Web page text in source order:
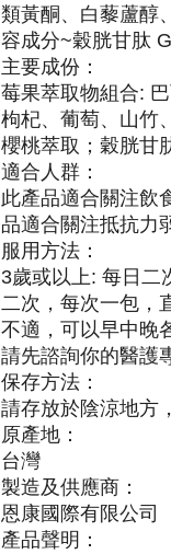
類黃酮、白藜蘆醇
容成分~穀胱甘肽
主要成份：
莓果萃取物組合:
枸杞、葡萄、山竹
櫻桃萃取；穀胱甘
適合人群：
此產品適合關注飲
品適合關注抵抗力
服用方法：
3歲或以上: 每日二
二次，每次一包，
不適，可以早中晚
請先諮詢你的醫護
保存方法：
請存放於陰涼地方
原產地：
台灣
製造及供應商：
恩康國際有限公司
產品聲明：